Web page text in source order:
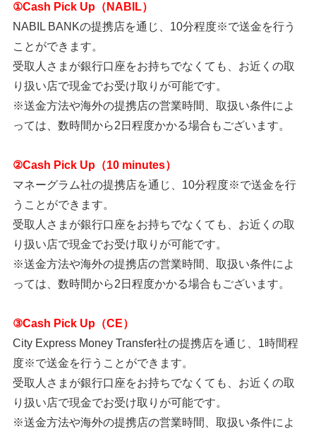
①Cash Pick Up（NABIL）
NABIL BANKの提携店を通じ、10分程度※で送金を行う
ことができます。
受取人さまが銀行口座をお持ちでなくても、お近くの取
り扱い店で現金でお受け取りが可能です。
※送金方法や海外の提携店の営業時間、取扱い条件によ
っては、数時間から2日程度かかる場合もございます。
②Cash Pick Up（10 minutes）
マネーグラム社の提携店を通じ、10分程度※で送金を行
うことができます。
受取人さまが銀行口座をお持ちでなくても、お近くの取
り扱い店で現金でお受け取りが可能です。
※送金方法や海外の提携店の営業時間、取扱い条件によ
っては、数時間から2日程度かかる場合もございます。
③Cash Pick Up（CE）
City Express Money Transfer社の提携店を通じ、1時間程
度※で送金を行うことができます。
受取人さまが銀行口座をお持ちでなくても、お近くの取
り扱い店で現金でお受け取りが可能です。
※送金方法や海外の提携店の営業時間、取扱い条件によ